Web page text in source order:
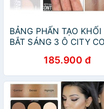
BẢNG PHẤN TẠO KHỐI
BẮT SÁNG 3 Ô CITY
185.900 đ